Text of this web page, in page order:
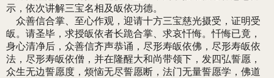
示，依次讲解三宝名相及皈依功德。
众善信合掌、至心作观，迎请十方三宝慈光摄受，证明受
皈。请圣毕，求授皈依者长跪合掌、求哀忏悔。忏悔已竟，
身心清净后，众善信齐声恭诵，尽形寿皈依佛，尽形寿皈依
法，尽形寿皈依僧，并在隆醒大和尚带领下，发四弘誓愿，
众生无边誓愿度，烦恼无尽誓愿断，法门无量誓愿学，佛道